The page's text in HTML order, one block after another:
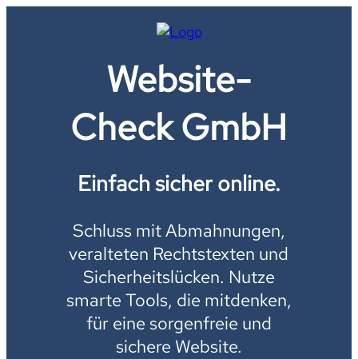
Website-
Check GmbH
Einfach sicher online.
Schluss mit Abmahnungen,
veralteten Rechtstexten und
Sicherheitslücken. Nutze
smarte Tools, die mitdenken,
für eine sorgenfreie und
sichere Website.